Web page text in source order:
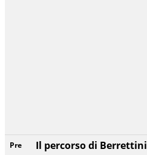
Pre
Il percorso di Berrettini